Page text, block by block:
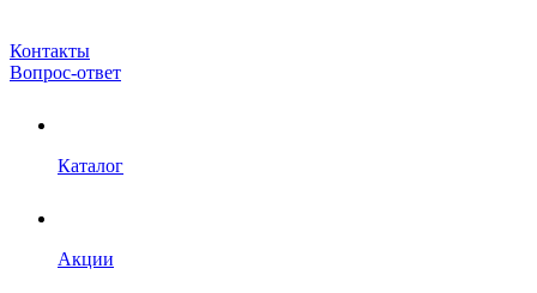
Контакты
Вопрос-ответ
Каталог
Акции